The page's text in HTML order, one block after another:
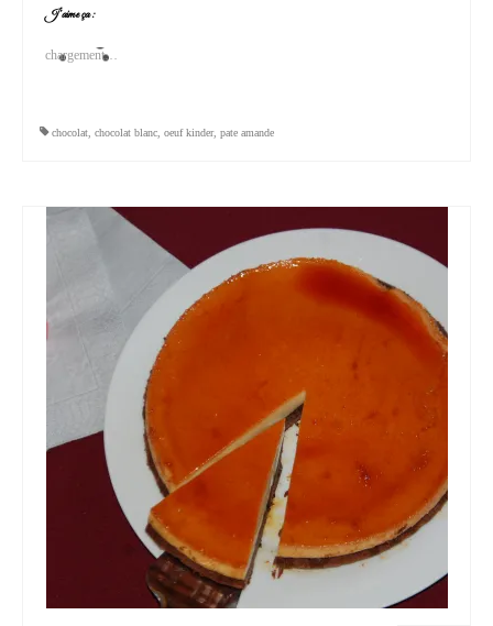
J’aime ça :
chargement…
chocolat chocolat blanc oeuf kinder, pate amande